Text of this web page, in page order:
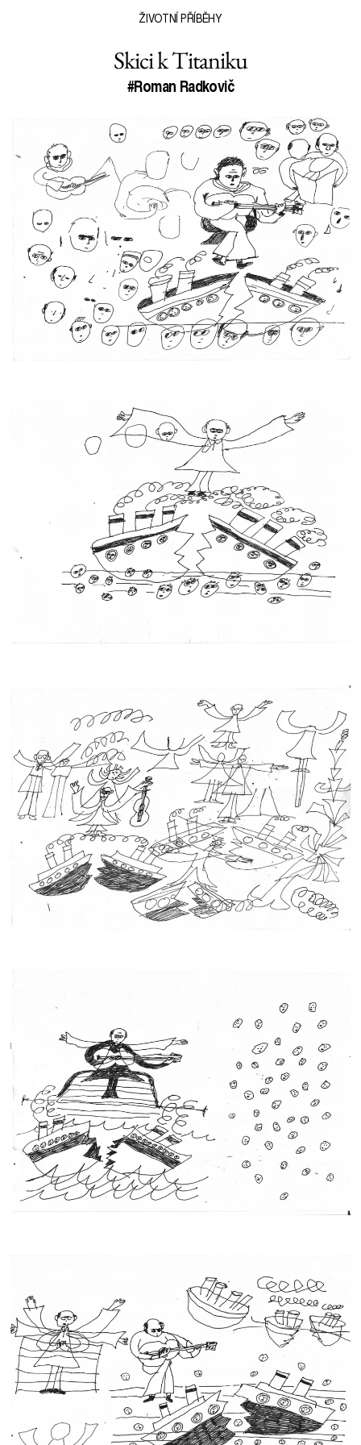
ŽIVOTNÍ PŘÍBĚHY
Skici k Titaniku
#Roman Radkovič